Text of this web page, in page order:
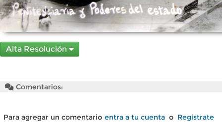
Alta Resolución
Comentarios:
Para agregar un comentario entra a tu cuenta o Regístrate